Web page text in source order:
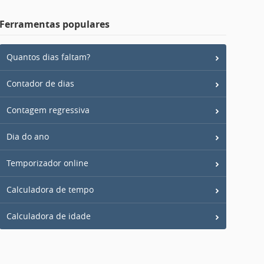
populares
Quantos dias faltam?
Contador de dias
Contagem regressiva
Dia do ano
Temporizador online
Calculadora de tempo
Calculadora de idade